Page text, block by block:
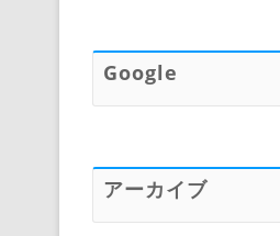
Google
アーカイブ